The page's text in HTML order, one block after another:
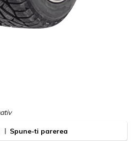
| Spune-ti parerea